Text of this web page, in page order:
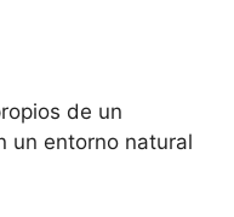
de un
un entorno natural